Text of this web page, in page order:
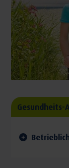
Gesundheits-